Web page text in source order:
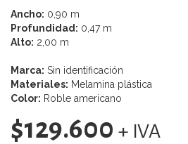
Ancho: 0,90 m
Profundidad: 0,47 m
Alto: 2,00 m
Marca: Sin identificación
Materiales: Melamina plástica
Color: Roble americano
$129.600 + IVA